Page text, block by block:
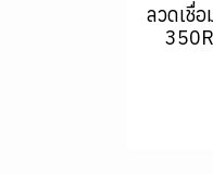
ลวดเชื่